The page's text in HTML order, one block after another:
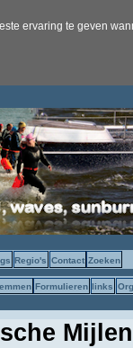
ervaring te geven
Regio's Contact Zoeken
Formulieren links